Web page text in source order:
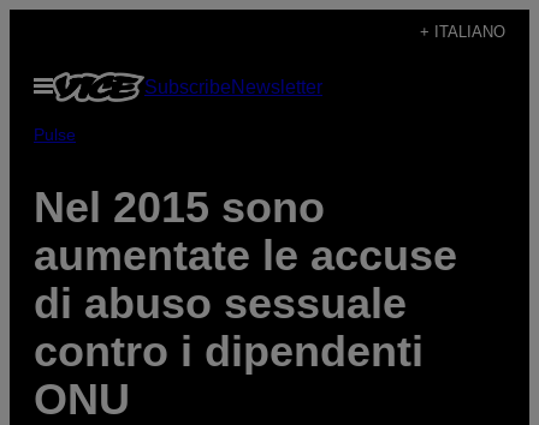
contenuto
+ ITALIANO
Apri
SubscribeNewsletter
Pulse
Nel 2015 sono
aumentate le accuse
di abuso sessuale
contro i dipendenti
ONU